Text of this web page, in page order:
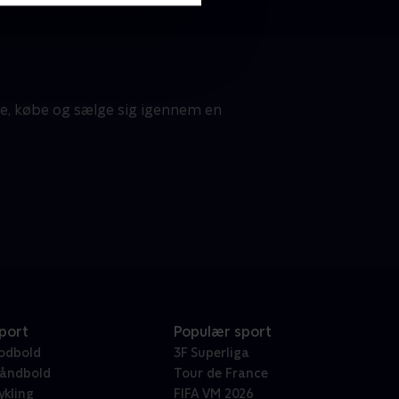
købe og sælge sig igennem en
Populær sport
3F Superliga
Tour de France
FIFA VM 2026